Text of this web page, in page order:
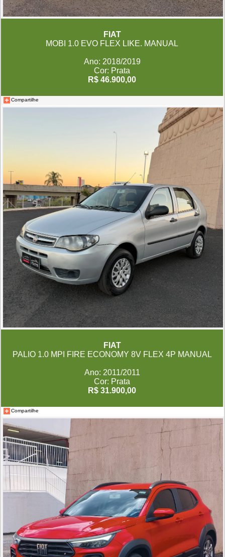
FIAT
MOBI 1.0 EVO FLEX LIKE. MANUAL
Ano: 2018/2019
Cor: Prata
R$ 46.900,00
Compartilhe
FIAT
PALIO 1.0 MPI FIRE ECONOMY 8V FLEX 4P MANUAL
Ano: 2011/2011
Cor: Prata
R$ 31.900,00
Compartilhe